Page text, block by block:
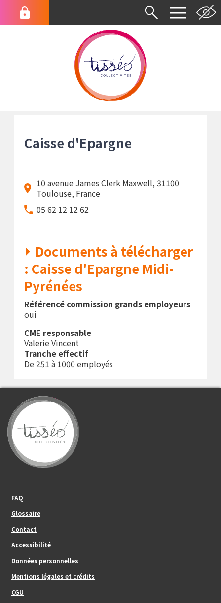
contenu
Menu
du
d'Ariane
Caisse d'Epargne
10 avenue James Clerk Maxwell, 31100
Toulouse, France
05 62 12 12 62
Documents à télécharger
: Caisse d'Epargne Midi-
Pyrénées
Référencé commission grands employeurs
oui
CME responsable
Valerie Vincent
Tranche effectif
De 251 à 1000 employés
FAQ
Glossaire
Contact
Footer_center
Accessibilité
Données personnelles
Mentions légales et crédits
CGU